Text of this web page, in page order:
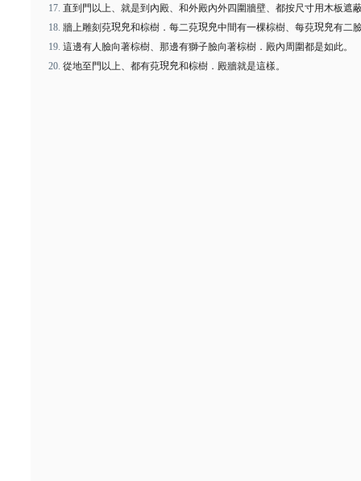
直到門以上、就是到內殿、和外殿內外四圍牆壁、都按尺寸用木板遮
牆上雕刻萖𤦤𠒇和棕樹．每二萖𤦤𠒇中間有一棵棕樹、每萖𤦤𠒇有二
這邊有人臉向著棕樹、那邊有獅子臉向著棕樹．殿內周圍都是如此。
從地至門以上、都有萖𤦤𠒇和棕樹．殿牆就是這樣。